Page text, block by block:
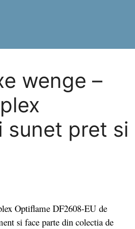
wenge –
sunet pret si
Optiflame DF2608-EU de
si face parte din colectia de